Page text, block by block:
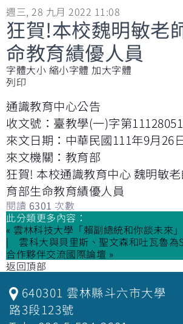
週三, 28 九月 2022 11:08
狂賀!本校魏明敏老
命教育績優人員
字體大小 縮小字體 加大字體
列印
通識教育中心公告
收文號：臺教學(一)字第
來文日期：中華民國111年9月26
來文機關：教育部
狂賀! 本校通識教育中心 魏明敏
育部生命教育績優人員
閱讀 6301 次數
此分類更多內容：
« 雲林科技大學「賴副總統和你談未來」
雲科大與貝里斯、聖文森和吐瓦魯為
合作夥伴交流國際論壇 »
返回頂部
640301 雲林縣斗六市大學
路3段123號